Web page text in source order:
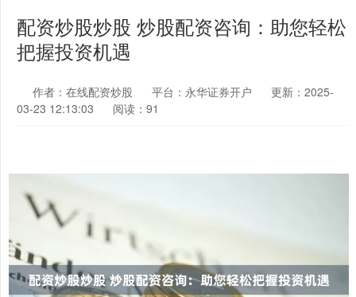
配资炒股炒股 炒股配资咨询：助您轻松
把握投资机遇
作者：在线配资炒股 平台：永华证券开户
更新：2025-
03-23 12:13:03
阅读：91